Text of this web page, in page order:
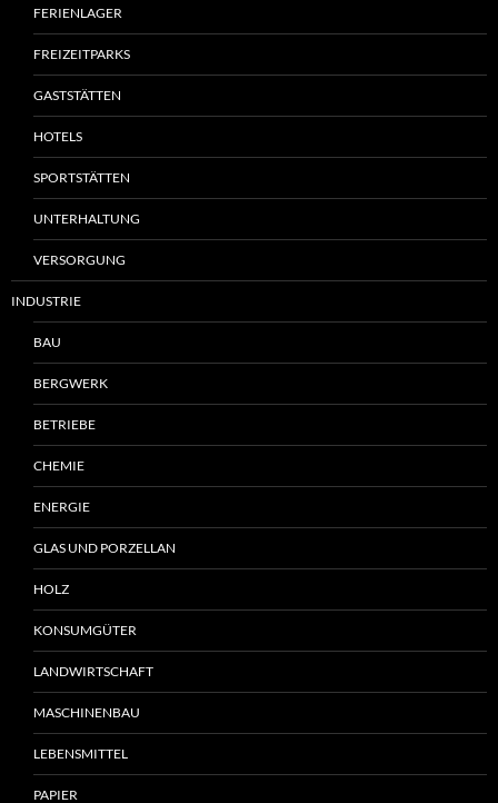
FERIENLAGER
FREIZEITPARKS
GASTSTÄTTEN
HOTELS
SPORTSTÄTTEN
UNTERHALTUNG
VERSORGUNG
INDUSTRIE
BAU
BERGWERK
BETRIEBE
CHEMIE
ENERGIE
GLAS UND PORZELLAN
HOLZ
KONSUMGÜTER
LANDWIRTSCHAFT
MASCHINENBAU
LEBENSMITTEL
PAPIER